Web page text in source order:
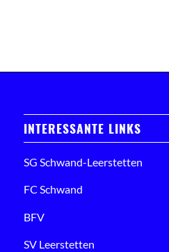
INTERESSANTE LINKS
SG Schwand-Leerstetten
FC Schwand
BFV
SV Leerstetten